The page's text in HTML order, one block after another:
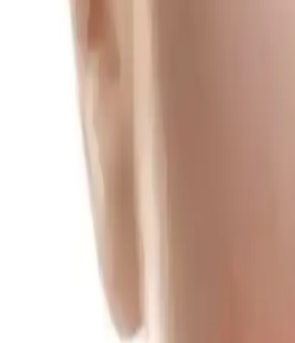
görünüm ve pratik ürün seçimi,
Curl Maskaralarının Kirpik
Karşılaştırması
Dejavu Lash Knockout maskarası